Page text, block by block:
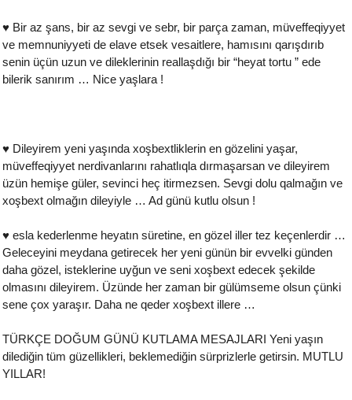
♥ Bir az şans, bir az sevgi ve sebr, bir parça zaman, müveffeqiyyet
ve memnuniyyeti de elave etsek vesaitlere, hamısını qarışdırıb
senin üçün uzun ve dileklerinin reallaşdığı bir “heyat tortu ” ede
bilerik sanırım … Nice yaşlara !
♥ Dileyirem yeni yaşında xoşbextliklerin en gözelini yaşar,
müveffeqiyyet nerdivanlarını rahatlıqla dırmaşarsan ve dileyirem
üzün hemişe güler, sevinci heç itirmezsen. Sevgi dolu qalmağın ve
xoşbext olmağın dileyiyle … Ad günü kutlu olsun !
♥ esla kederlenme heyatın süretine, en gözel iller tez keçenlerdir …
Geleceyini meydana getirecek her yeni günün bir evvelki günden
daha gözel, isteklerine uyğun ve seni xoşbext edecek şekilde
olmasını dileyirem. Üzünde her zaman bir gülümseme olsun çünki
sene çox yaraşır. Daha ne qeder xoşbext illere …
TÜRKÇE DOĞUM GÜNÜ KUTLAMA MESAJLARI Yeni yaşın
dilediğin tüm güzellikleri, beklemediğin sürprizlerle getirsin. MUTLU
YILLAR!